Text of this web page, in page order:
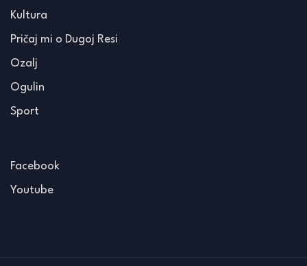
Kultura
Pričaj mi o Dugoj Resi
Ozalj
Ogulin
Sport
Facebook
Youtube